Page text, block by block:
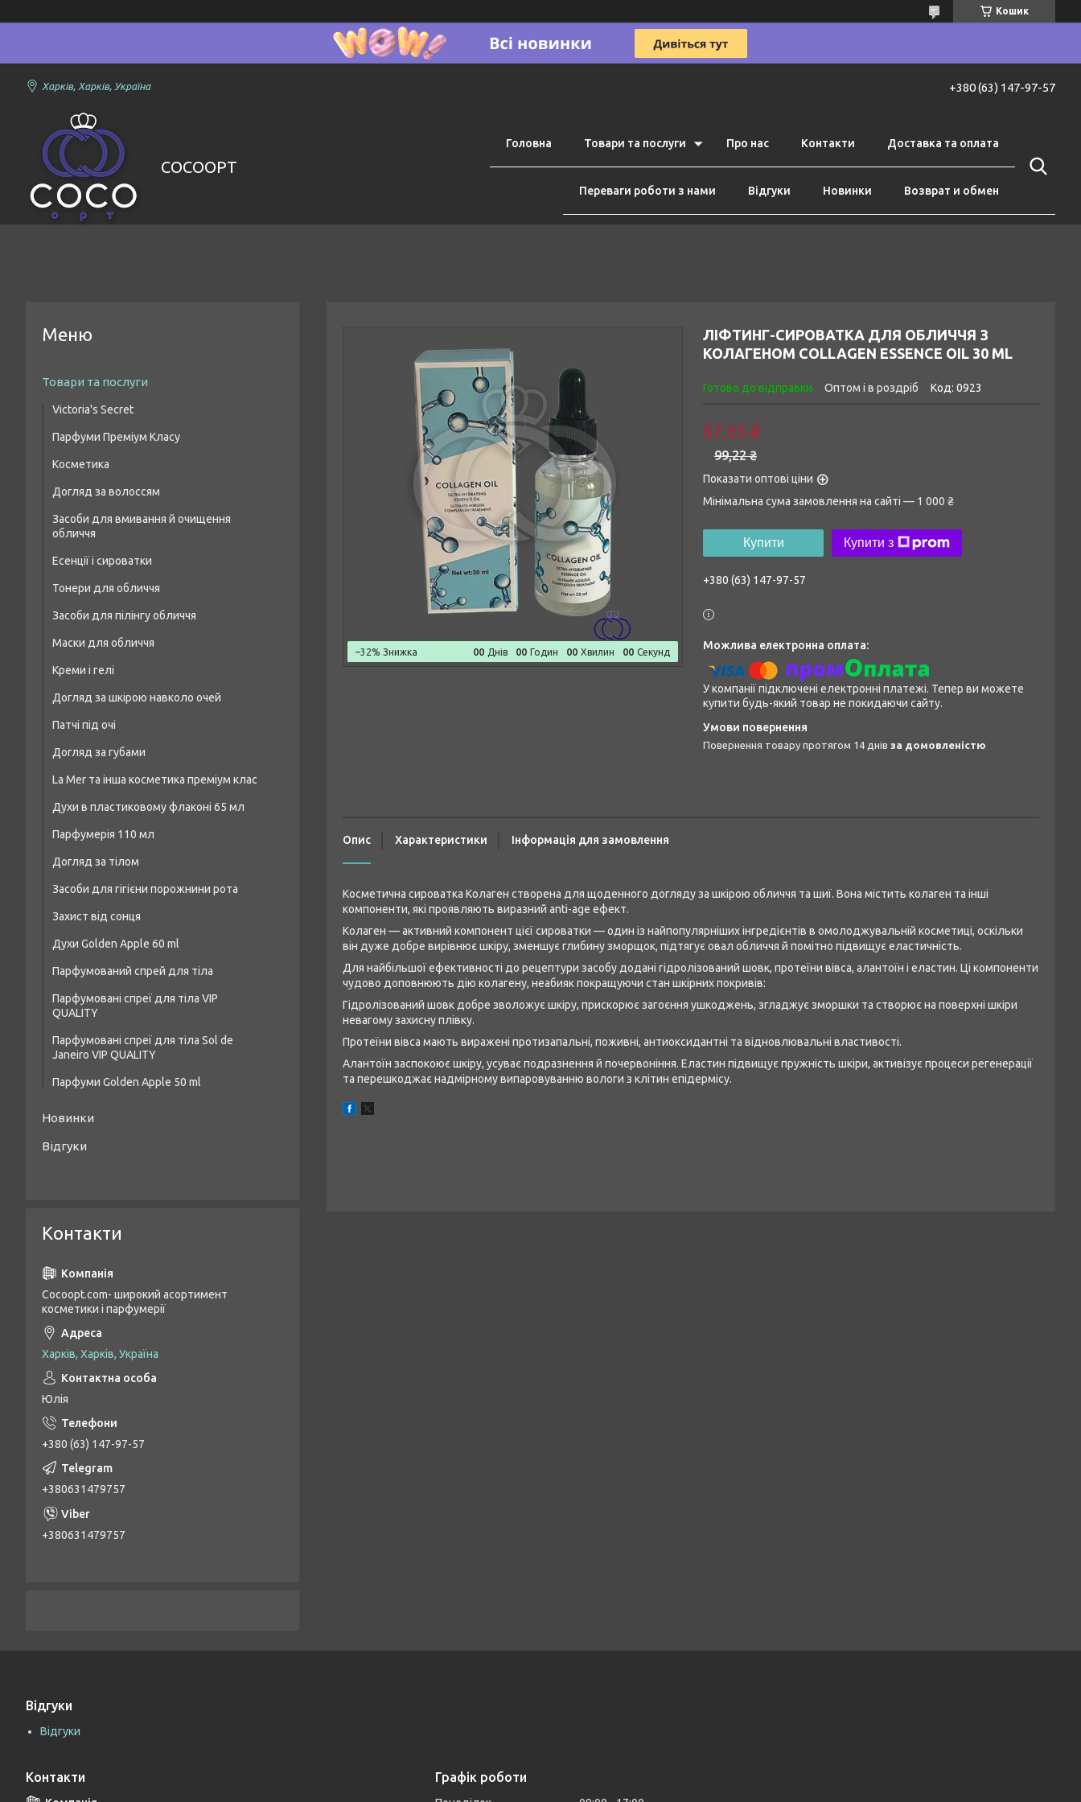
Кошик
Харків, Харків, Україна +380 (63) 147-97-57
COCOOPT
Головна Товари та послуги Про нас Контакти Доставка та оплата
Переваги роботи з нами Відгуки Новинки Возврат и обмен
ЛІФТИНГ-СИРОВАТКА ДЛЯ ОБЛИЧЧЯ З
КОЛАГЕНОМ COLLAGEN ESSENCE OIL 30 ML
Готово до відправки Оптом і в роздріб Код: 0923
99,22 ₴
67,65 ₴
Показати оптові ціни
Мінімальна сума замовлення на сайті — 1 000 ₴
Купити Купити з
+380 (63) 147-97-57
У компанії підключені електронні платежі. Тепер ви можете
купити будь-який товар не покидаючи сайту.
повернення товару протягом 14 днів за домовленістю
–32% 00 Днів 00 Годин 00 Хвилин 00 Секунд
Опис Характеристики Інформація для замовлення
Косметична сироватка Колаген створена для щоденного догляду за шкірою обличчя та шиї. Вона містить колаген та інші
компоненти, які проявляють виразний anti-age ефект.
Колаген — активний компонент цієї сироватки — один із найпопулярніших інгредієнтів в омолоджувальній косметиці, оскільки
він дуже добре вирівнює шкіру, зменшує глибину зморщок, підтягує овал обличчя й помітно підвищує еластичність.
Для найбільшої ефективності до рецептури засобу додані гідролізований шовк, протеїни вівса, алантоїн і еластин. Ці компоненти
чудово доповнюють дію колагену, неабияк покращуючи стан шкірних покривів:
Гідролізований шовк добре зволожує шкіру, прискорює загоєння ушкоджень, згладжує зморшки та створює на поверхні шкіри
невагому захисну плівку.
Протеїни вівса мають виражені протизапальні, поживні, антиоксидантні та відновлювальні властивості.
Алантоїн заспокоює шкіру, усуває подразнення й почервоніння. Еластин підвищує пружність шкіри, активізує процеси регенерації
та перешкоджає надмірному випаровуванню вологи з клітин епідермісу.
Товари та послуги
Victoria's Secret
Парфумовані набори
Парфумований спрей для тіла
Парфуми Преміум Класу
Жіночі парфуми преміум класу
Чоловіча парфумована вода преміум
Парфумерія унісекс преміум класу
Косметика
Макіяж очей
Макіяж брів
Догляд за волоссям
Шампуні для волосся
голови
Маски для волосся
Масло для волосся
Засоби для вмивання й очищення
обличчя
Есенції і сироватки
Тонери для обличчя
Засоби для пілінгу обличчя
Маски для обличчя
Креми і гелі
Догляд за шкірою навколо очей
Патчі під очі
Догляд за губами
La Mer та інша косметика преміум клас
Духи в пластиковому флаконі 65 мл
Чоловічі парфуми аналог 65 мл
Жіночі парфуми аналог 65 мл
Унісекс-парфуми аналог 65 мл
Парфумерія 110 мл
Чоловіча парфумерія 110 мл
Парфумерія унісекс 110 мл
Жіноча парфумерія 110 мл
Догляд за тілом
Засоби для душу та ванни
Креми та лосьйони для тіла
Засоби для пілінгу тіла
Дезодоранти
Засоби для догляду за шкірою рук
Засоби для гігієни порожнини рота
Захист від сонця
Духи Golden Apple 60 ml
Жіночі парфуми Golden Apple 60 ml
Чоловічі парфуми Golden Apple 60 ml
Парфумований спрей для тіла
Парфумовані спреї для тіла VIP
QUALITY
Парфумовані спреї для тіла Sol de
Janeiro VIP QUALITY
Парфуми Golden Apple 50 ml
Новинки
Відгуки
Контакти
Cocoopt.com- широкий асортимент
косметики і парфумерії
Харків, Харків, Україна
Юлія
+380 (63) 147-97-57
+380631479757
+380631479757
Відгуки
Відгуки
Контакти Графік роботи